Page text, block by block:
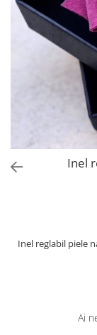
Inel
Inel reglabil piele
Ai